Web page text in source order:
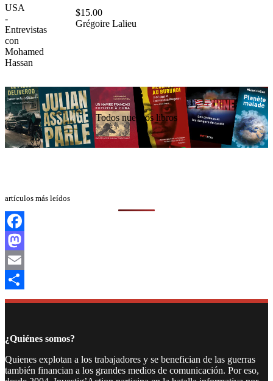
$15.00
Grégoire Lalieu
Todos nuestros libros
artículos más leídos
Facebook
Mastodon
Email
Compartir
¿Quiénes somos?
Quienes explotan a los trabajadores y se benefician de las guerras
también financian a los grandes medios de comunicación. Por eso,